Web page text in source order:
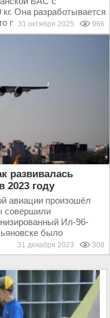
Она разработывается
проекта...
31 октября 2025 966
развивалась
2023 году
авиации произошёл
совершили
Ил-96-
было
31 декабря 2023 308